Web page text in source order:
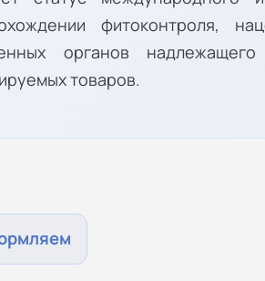
фитоконтроля,
органов надлежащего
товаров.